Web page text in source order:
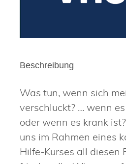
Beschreibung
Was tun, wenn sich
verschluckt? … wenn
oder wenn es krank
uns im Rahmen eines
Hilfe-Kurses all diesen